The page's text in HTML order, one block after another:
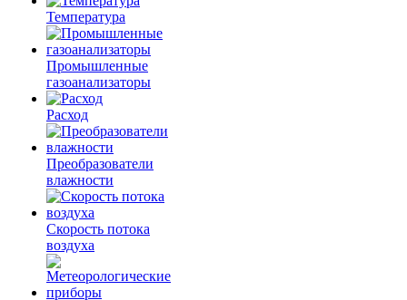
Температура
Промышленные
газоанализаторы
Расход
Преобразователи
влажности
Скорость потока
воздуха